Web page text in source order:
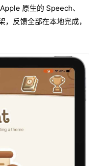
原生的 Speech、
反馈全部在本地完成，